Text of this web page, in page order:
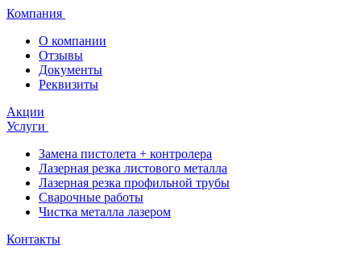
Компания
О компании
Отзывы
Документы
Реквизиты
Акции
Услуги
Замена пистолета + контролера
Лазерная резка листового металла
Лазерная резка профильной трубы
Сварочные работы
Чистка металла лазером
Контакты